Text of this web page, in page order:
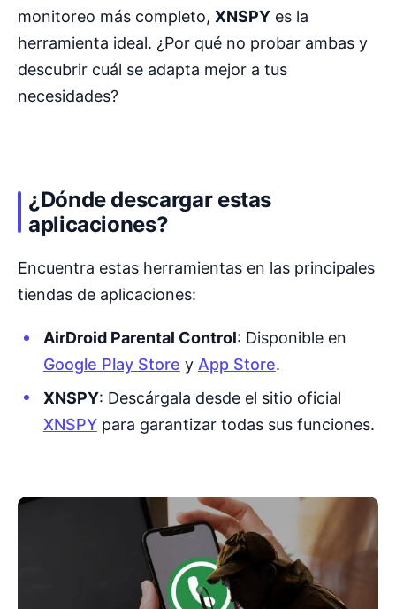
monitoreo más completo, XNSPY es la
herramienta ideal. ¿Por qué no probar ambas y
descubrir cuál se adapta mejor a tus
necesidades?
¿Dónde descargar estas
aplicaciones?
Encuentra estas herramientas en las principales
tiendas de aplicaciones:
AirDroid Parental Control: Disponible en
Google Play Store y App Store.
XNSPY: Descárgala desde el sitio oficial
XNSPYpara garantizar todas sus funciones.